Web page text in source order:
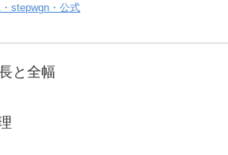
stepwgn・公式
と全幅